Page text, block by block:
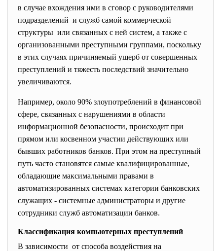
в случае вхождения ими в сговор с руководителями
подразделений и служб самой коммерческой
структуры или связанных с ней систем, а также с
организованными преступными группами, поскольку
в этих случаях причиняемый ущерб от совершенных
преступлений и тяжесть последствий значительно
увеличиваются.
Например, около 90% злоупотреблений в финансовой
сфере, связанных с нарушениями в области
информационной безопасности, происходит при
прямом или косвенном участии действующих или
бывших работников банков. При этом на преступный
путь часто становятся самые квалифицированные,
обладающие максимальными правами в
автоматизированных системах категории банковских
служащих - системные администраторы и другие
сотрудники служб автоматизации банков.
Классификация компьютерных преступлений
В зависимости от способа воздействия на